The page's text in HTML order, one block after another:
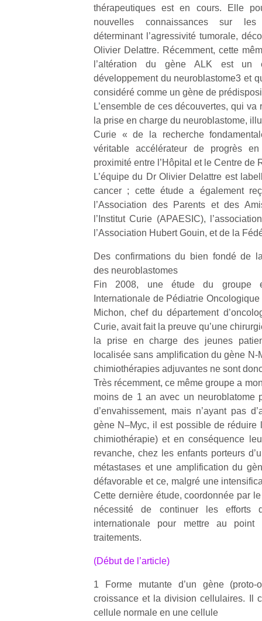
thérapeutiques est en cours. Elle
nouvelles connaissances sur les
déterminant l’agressivité tumorale,
Olivier Delattre. Récemment, cette
l’altération du gène ALK est un
développement du neuroblastome3 et
considéré comme un gène de
L’ensemble de ces découvertes, qui
la prise en charge du neuroblastome,
Curie « de la recherche
véritable accélérateur de progrès
proximité entre l’Hôpital et le Centre de
L’équipe du Dr Olivier Delattre est
cancer ; cette étude a également
l’Association des Parents et des
l’Institut Curie (APAESIC),
l’Association Hubert Gouin, et de la
Des confirmations du bien fondé de
des neuroblastomes
Fin 2008, une étude du groupe
Internationale de Pédiatrie
Michon, chef du département
Curie, avait fait la preuve qu’une
la prise en charge des jeunes
localisée sans amplification du gène N-
chimiothérapies adjuvantes ne sont
Très récemment, ce même groupe a
moins de 1 an avec un neuroblatome
d’envahissement, mais n’ayant pas
gène N–Myc, il est possible de réduire
chimiothérapie) et en conséquence
revanche, chez les enfants porteurs
métastases et une amplification du
défavorable et ce, malgré une
Cette dernière étude, coordonnée par
nécessité de continuer les efforts
internationale pour mettre au point
traitements.
(Début de l’article)
1 Forme mutante d’un gène
croissance et la division cellulaires. Il
cellule normale en une cellule
…
une
nouvelle
trottinette
trampolines
pour les
grands et